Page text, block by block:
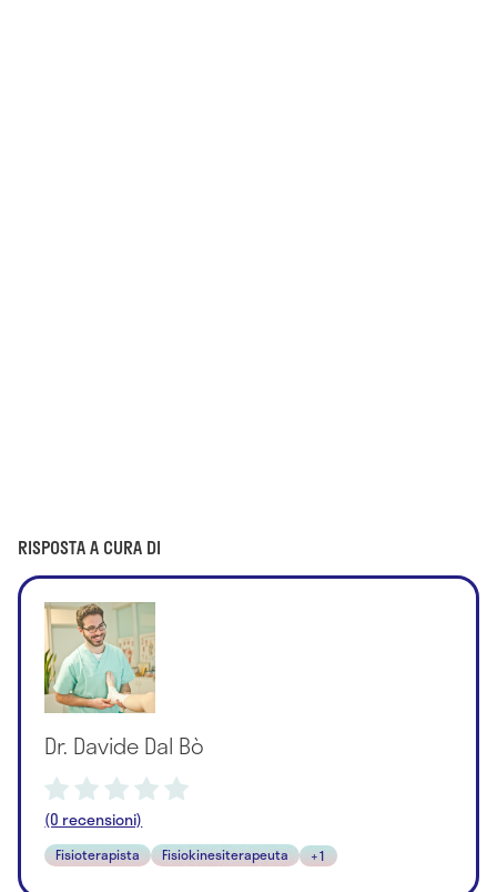
RISPOSTA A CURA DI
Dr. Davide Dal Bò
(0 recensioni)
Fisioterapista Fisiokinesiterapeuta +1